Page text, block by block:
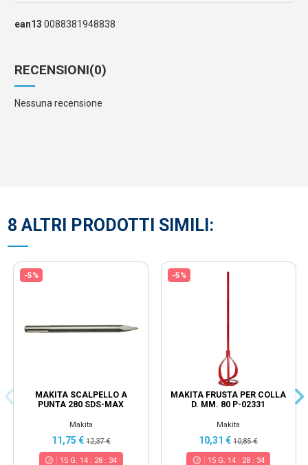
ean13 0088381948838
RECENSIONI(0)
Nessuna recensione
8 ALTRI PRODOTTI SIMILI:
-5%
MAKITA SCALPELLO A
PUNTA 280 SDS-MAX
Makita
11,75 € 12,37 €
15 G. 14 : 28 : 34
-5%
MAKITA FRUSTA PER COLLA
D. MM. 80 P-02331
Makita
10,31 €10,85 €
15G. 14: 28: 34